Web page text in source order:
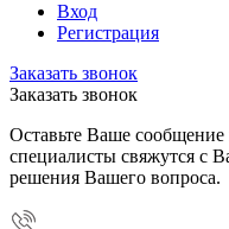
Вход
Регистрация
Заказать звонок
Заказать звонок
Оставьте Ваше
специалисты свяжутся с
решения Вашего вопроса.